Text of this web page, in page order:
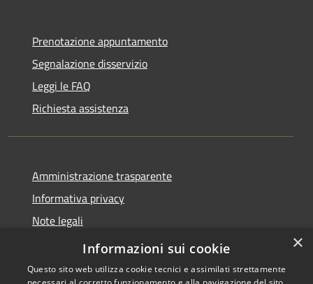
Prenotazione appuntamento
Segnalazione disservizio
Leggi le FAQ
Richiesta assistenza
Amministrazione trasparente
Informativa privacy
Note legali
Dichiarazione di accessibilità
×
Informazioni sui cookie
Questo sito web utilizza cookie tecnici e assimilati strettamente